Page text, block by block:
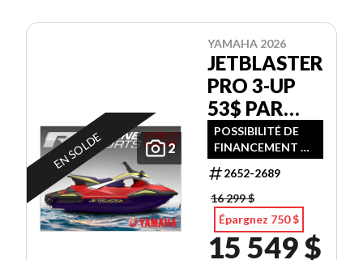
2
EN SOLDE
YAMAHA 2026
JETBLASTER
PRO 3-UP
53$ PAR
SEMAINES
TX IN
POSSIBILITÉ DE
FINANCEMENT À
TAUX
PROMOTIONNEL -
N.B (NON ÉLIGIBLE
AU RABAIS
YAMAHA)
2652-2689
16 299 $
Épargnez 750 $
15 549 $